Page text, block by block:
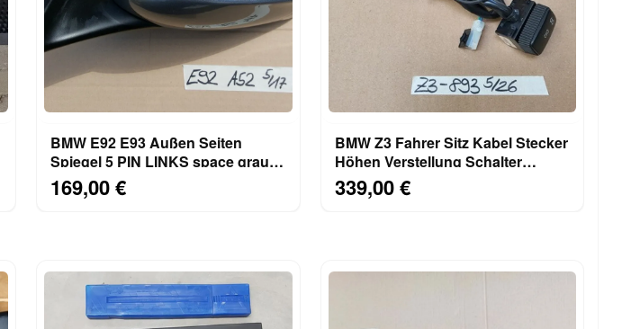
BMW E92 E93 Außen Seiten
Spiegel 5 PIN LINKS space grau
metallic A52
169,00 €
BMW Z3 Fahrer Sitz Kabel Stecker
Höhen Verstellung Schalter
8413893 Heizung
339,00 €